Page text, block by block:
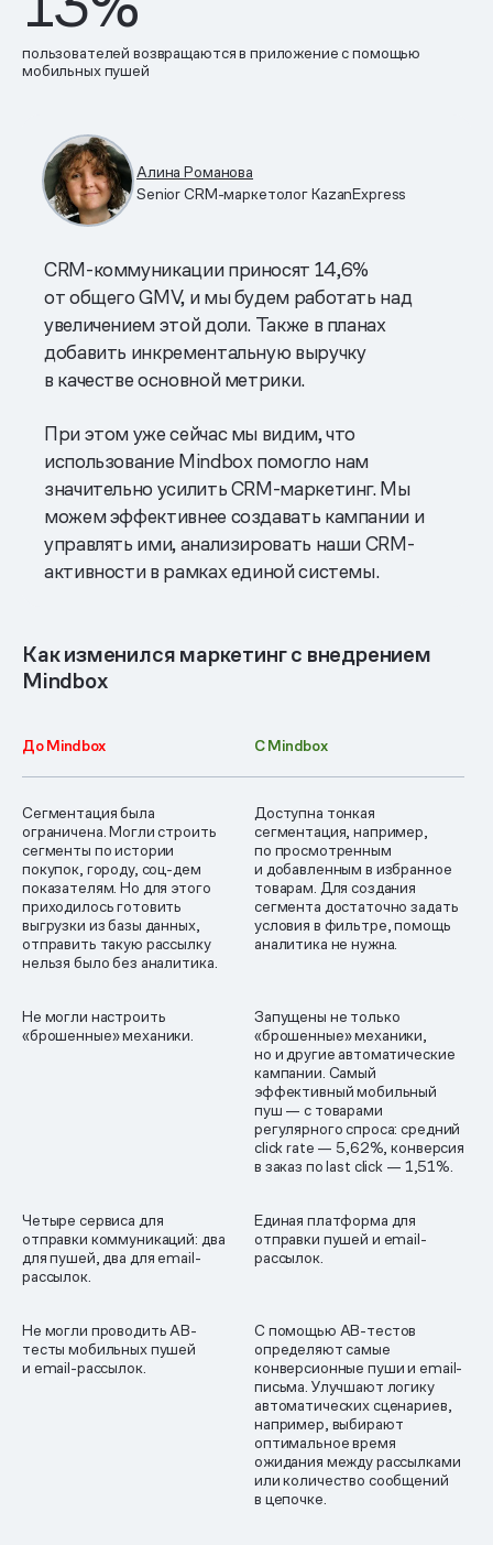
пользователей возвращаются в приложение с помощью
мобильных пушей
Алина Романова
Senior CRM-маркетолог KazanExpress
CRM-коммуникации приносят 14,6%
от общего GMV, и мы будем работать над
увеличением этой доли. Также в планах
добавить инкрементальную выручку
в качестве основной метрики.
При этом уже сейчас мы видим, что
использование Mindbox помогло нам
значительно усилить CRM-маркетинг. Мы
можем эффективнее создавать кампании и
управлять ими, анализировать наши CRM-
активности в рамках единой системы.
Как изменился маркетинг с внедрением
Mindbox
До Mindbox C Mindbox
Сегментация была
ограничена. Могли строить
сегменты по истории
покупок, городу, соц-дем
показателям. Но для этого
приходилось готовить
выгрузки из базы данных,
отправить такую рассылку
нельзя было без аналитика.
Доступна тонкая
сегментация, например,
по просмотренным
и добавленным в избранное
товарам. Для создания
сегмента достаточно задать
условия в фильтре, помощь
аналитика не нужна.
Не могли настроить
«брошенные» механики.
Запущены не только
«брошенные» механики,
но и другие автоматические
кампании. Самый
эффективный мобильный
пуш — с товарами
регулярного спроса: средний
click rate — 5,62%, конверсия
в заказ по last click — 1,51%.
Четыре сервиса для
отправки коммуникаций: два
для пушей, два для email-
рассылок.
Единая платформа для
отправки пушей и email-
рассылок.
Не могли проводить AB-
тесты мобильных пушей
и email-рассылок.
С помощью AB-тестов
определяют самые
конверсионные пуши и email-
письма. Улучшают логику
автоматических сценариев,
например, выбирают
оптимальное время
ожидания между рассылками
или количество сообщений
в цепочке.